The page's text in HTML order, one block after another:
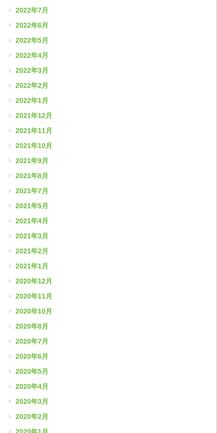
2022年7月
2022年6月
2022年5月
2022年4月
2022年3月
2022年2月
2022年1月
2021年12月
2021年11月
2021年10月
2021年9月
2021年8月
2021年7月
2021年5月
2021年4月
2021年3月
2021年2月
2021年1月
2020年12月
2020年11月
2020年10月
2020年8月
2020年7月
2020年6月
2020年5月
2020年4月
2020年3月
2020年2月